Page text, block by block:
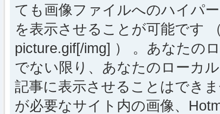
ても画像ファイルへのハイパ
を表示させることが可能です
picture.gif[/img] ） 。あなたの
でない限り、あなたのローカ
記事に表示させることはでき
が必要なサイト内の画像、